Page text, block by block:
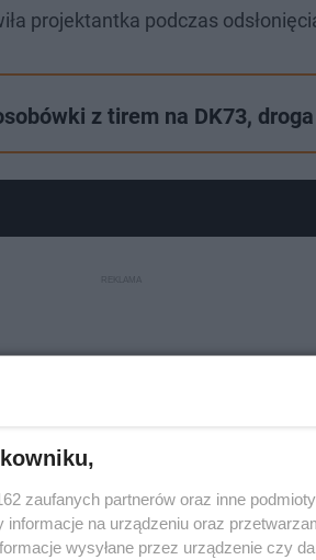
projektantka podczas
z tirem na DK73,
zaufanych partnerów oraz inne
informacje na urządzeniu oraz
wysyłane przez urządzenie czy